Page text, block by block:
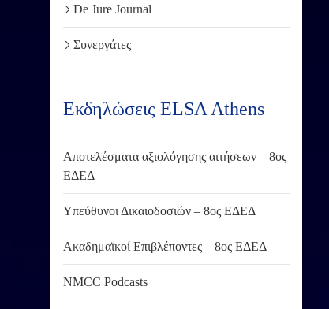
De Jure Journal
Συνεργάτες
Εκδηλώσεις ELSA Athens
Αποτελέσματα αξιολόγησης αιτήσεων – 8ος
ΕΔΕΔ
Υπεύθυνοι Δικαιοδοσιών – 8ος ΕΔΕΔ
Ακαδημαϊκοί Επιβλέποντες – 8ος ΕΔΕΔ
NMCC Podcasts